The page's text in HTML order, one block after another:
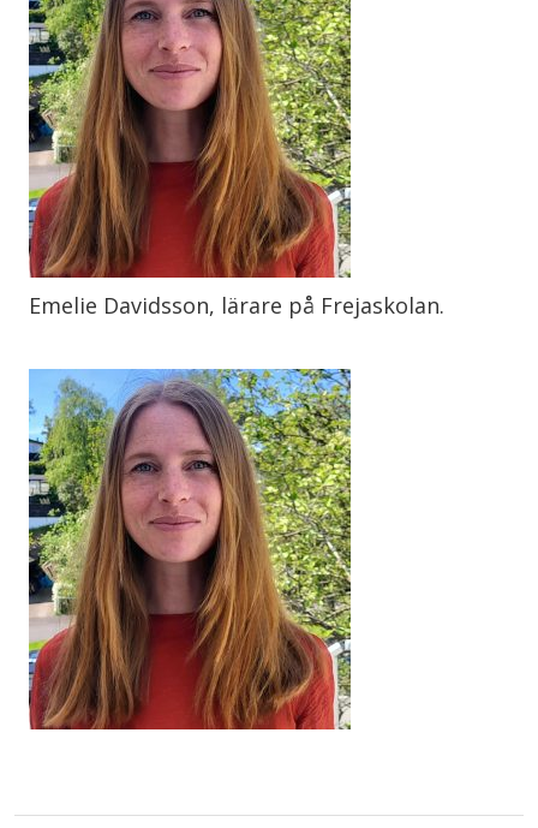
Emelie Davidsson, lärare på Frejaskolan.